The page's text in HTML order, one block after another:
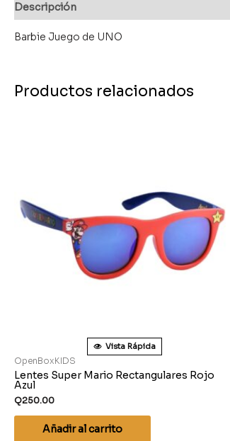
Descripción
Barbie Juego de UNO
Productos relacionados
Vista Rápida
OpenBoxKIDS
Lentes Super Mario Rectangulares Rojo
Azul
Q250.00
Añadir al carrito